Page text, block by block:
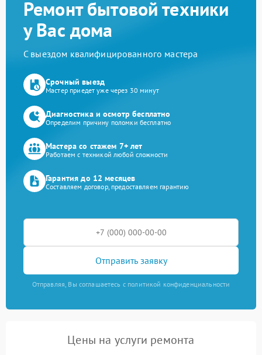
Ремонт бытовой техники
у Вас дома
С выездом квалифицированного мастера
Срочный выезд
Мастер приедет уже через 30 минут
Диагностика и осмотр бесплатно
Определим причину поломки бесплатно
Мастера со стажем 7+ лет
Работаем с техникой любой сложности
Гарантия до 12 месяцев
Составляем договор, предоставляем гарантию
Отправить заявку
Отправляя, Вы соглашаетесь с политикой конфиденциальности
Цены на услуги ремонта